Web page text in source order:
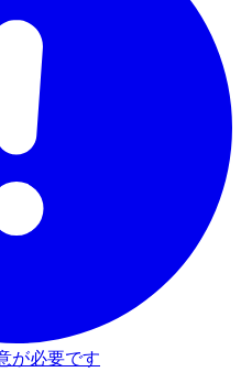
が必要です